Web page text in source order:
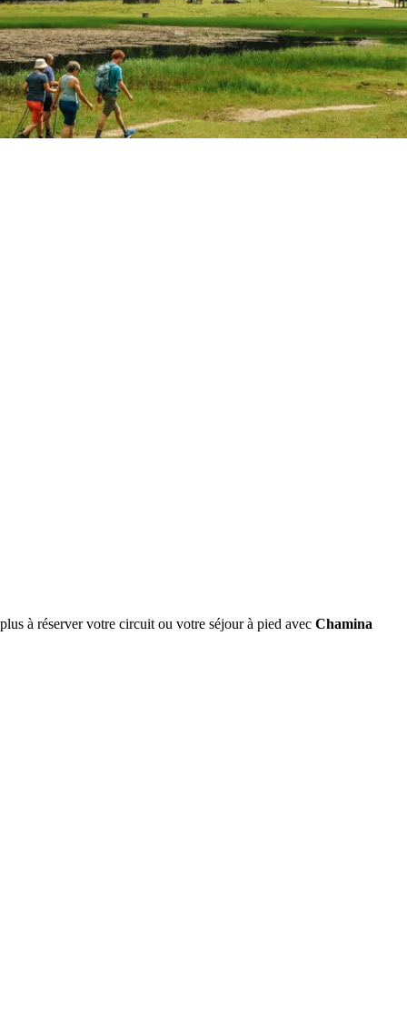
à réserver votre circuit ou votre séjour à pied avec Chamina